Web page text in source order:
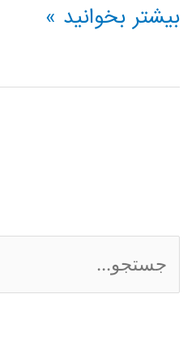
بسته
داده
بیشتر بخوانید »
س